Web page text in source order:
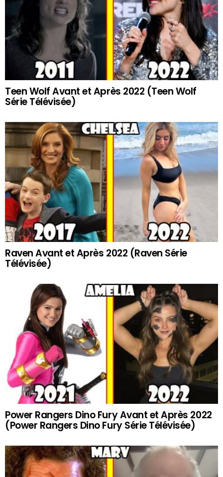
Teen Wolf Avant et Après 2022 (Teen Wolf
Série Télévisée)
Raven Avant et Après 2022 (Raven Série
Télévisée)
Power Rangers Dino Fury Avant et Après 2022
(Power Rangers Dino Fury Série Télévisée)